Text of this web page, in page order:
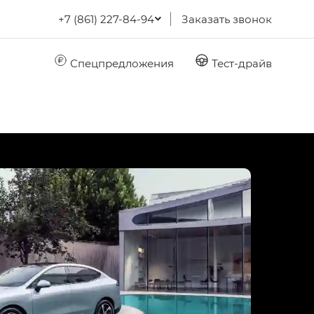
+7 (861) 227-84-94 Заказать звонок
Спецпредложения Тест-драйв